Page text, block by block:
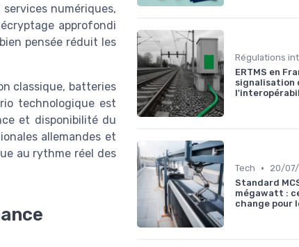
numériques,
approfondi
pensée réduit les
classique, batteries
technologique est
et disponibilité du
allemandes et
au rythme réel des
ERTMS en
signalisation
Tech •
20/
Standard
mégawatt :
change pour